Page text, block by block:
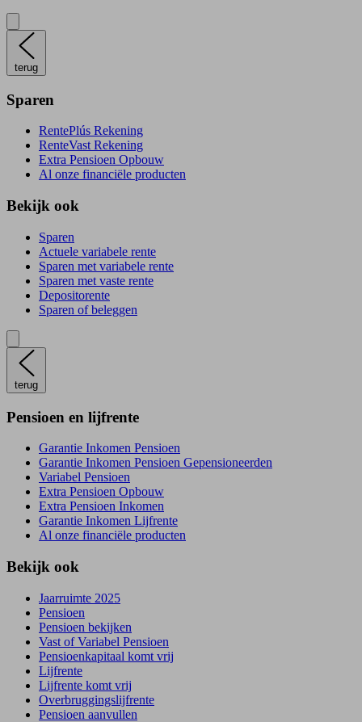
terug
Sparen
RentePlús Rekening
RenteVast Rekening
Extra Pensioen Opbouw
Al onze financiële producten
Bekijk ook
Sparen
Actuele variabele rente
Sparen met variabele rente
Sparen met vaste rente
Depositorente
Sparen of beleggen
terug
Pensioen en lijfrente
Garantie Inkomen Pensioen
Garantie Inkomen Pensioen Gepensioneerden
Variabel Pensioen
Extra Pensioen Opbouw
Extra Pensioen Inkomen
Garantie Inkomen Lijfrente
Al onze financiële producten
Bekijk ook
Jaarruimte 2025
Pensioen
Pensioen bekijken
Vast of Variabel Pensioen
Pensioenkapitaal komt vrij
Lijfrente
Lijfrente komt vrij
Overbruggingslijfrente
Pensioen aanvullen